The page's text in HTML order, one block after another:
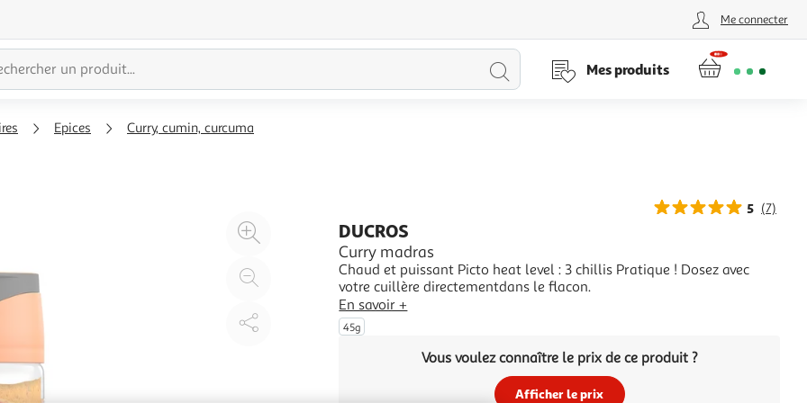
Me connecter
Lancer
Mes produits
Epices Curry, cumin, curcuma
Agrandir
l'illustration
l'illustration
Partager
5 (7)
DUCROS
Curry madras
Chaud et puissant Picto heat level : 3 chillis Pratique ! Dosez avec
votre cuillère directementdans le flacon.
En savoir +
45g
Vous voulez connaître le prix de ce produit ?
Afficher le prix